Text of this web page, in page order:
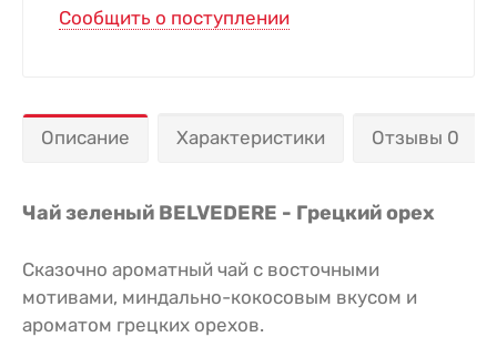
Сообщить о поступлении
Описание Характеристики Отзывы 0
Чай зеленый BELVEDERE - Грецкий орех
Сказочно ароматный чай с восточными
мотивами, миндально-кокосовым вкусом и
ароматом грецких орехов.